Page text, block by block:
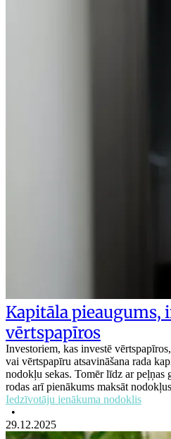
Kapitāla pieaugums,
vērtspapīros
Investoriem, kas investē
vai vērtspapīru atsavināšana rada
nodokļu sekas. Tomēr līdz ar peļņas
rodas arī pienākums maksāt
Iedzīvotāju ienākuma nodoklis
•
29.12.2025